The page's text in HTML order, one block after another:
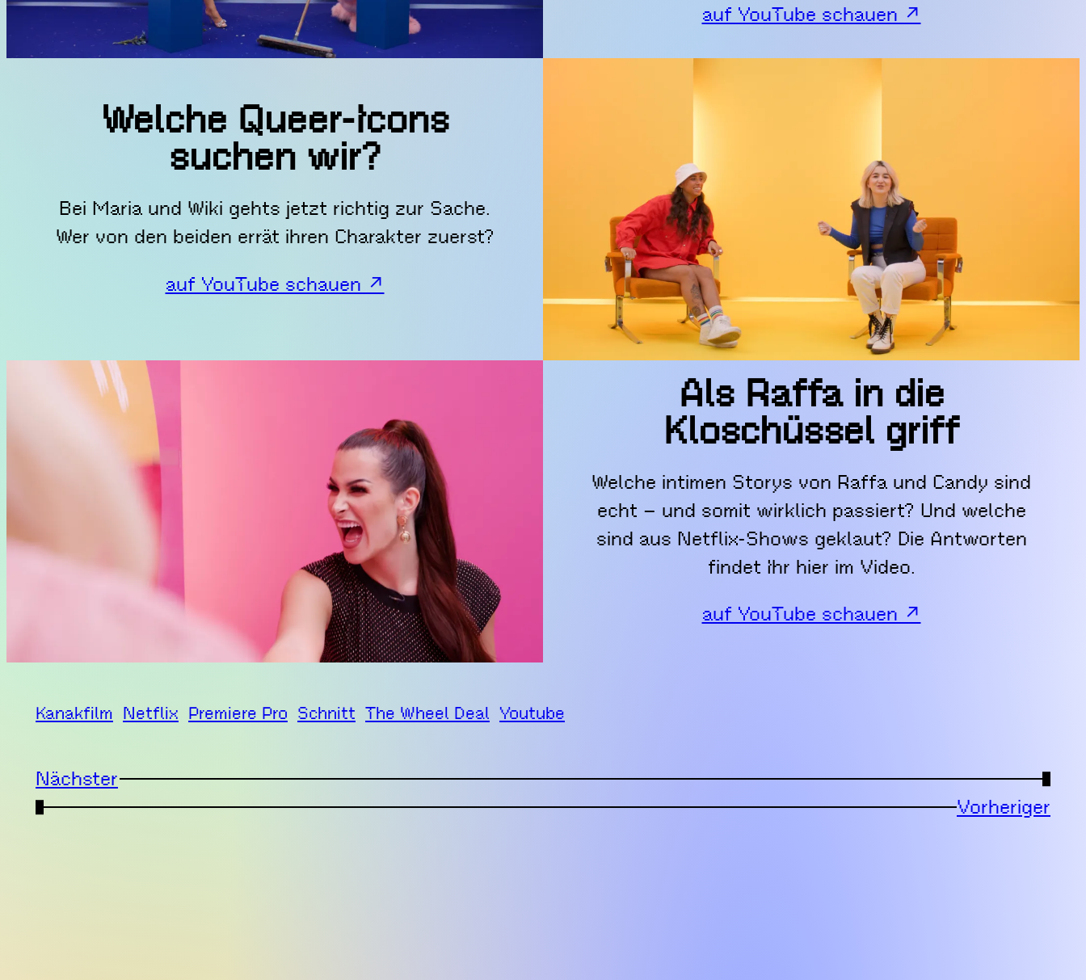
auf YouTube schauen ↗
Welche Queer-Icons
suchen wir?
Bei Maria und Wiki gehts jetzt richtig zur Sache.
Wer von den beiden errät ihren Charakter zuerst?
auf YouTube schauen ↗
Als Raffa in die
Kloschüssel griff
Welche intimen Storys von Raffa und Candy sind
echt – und somit wirklich passiert? Und welche
sind aus Netflix-Shows geklaut? Die Antworten
findet Ihr hier im Video.
auf YouTube schauen ↗
Kanakfilm Netflix Premiere Pro Schnitt The Wheel Deal Youtube
Nächster
→
←
Vorheriger